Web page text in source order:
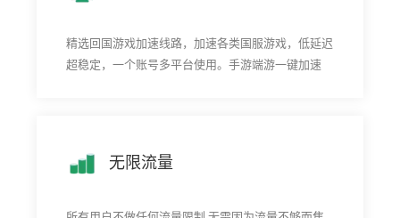
精选回国游戏加速线路，加速各类国服游戏，低延迟
超稳定，一个账号多平台使用。手游端游一键加速
无限流量